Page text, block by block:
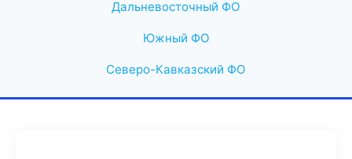
Дальневосточный ФО
Южный ФО
Северо-Кавказский ФО